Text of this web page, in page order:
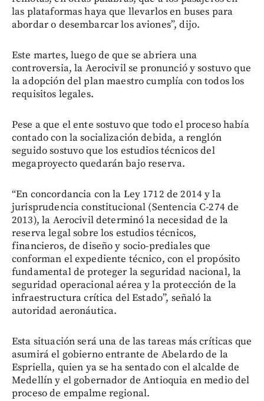
las plataformas haya que llevarlos en buses para
abordar o desembarcar los aviones”, dijo.
Este martes, luego de que se abriera una
controversia, la Aerocivil se pronunció y sostuvo que
la adopción del plan maestro cumplía con todos los
requisitos legales.
Pese a que el ente sostuvo que todo el proceso había
contado con la socialización debida, a renglón
seguido sostuvo que los estudios técnicos del
megaproyecto quedarán bajo reserva.
“En concordancia con la Ley 1712 de 2014 y la
jurisprudencia constitucional (Sentencia C-274 de
2013), la Aerocivil determinó la necesidad de la
reserva legal sobre los estudios técnicos,
financieros, de diseño y socio-prediales que
conforman el expediente técnico, con el propósito
fundamental de proteger la seguridad nacional, la
seguridad operacional aérea y la protección de la
infraestructura crítica del Estado”, señaló la
autoridad aeronáutica.
Esta situación será una de las tareas más críticas que
asumirá el gobierno entrante de Abelardo de la
Espriella, quien ya se ha sentado con el alcalde de
Medellín y el gobernador de Antioquia en medio del
proceso de empalme regional.